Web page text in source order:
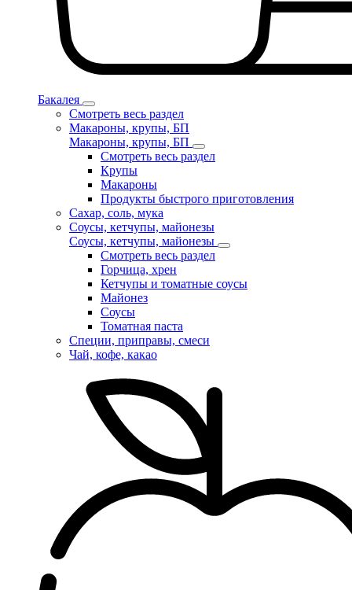
Бакалея
Смотреть весь раздел
Макароны, крупы, БП
Макароны, крупы, БП
Смотреть весь раздел
Крупы
Макароны
Продукты быстрого приготовления
Сахар, соль, мука
Соусы, кетчупы, майонезы
Соусы, кетчупы, майонезы
Смотреть весь раздел
Горчица, хрен
Кетчупы и томатные соусы
Майонез
Соусы
Томатная паста
Специи, приправы, смеси
Чай, кофе, какао